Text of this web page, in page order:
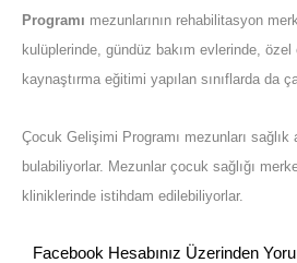
Programı mezunlarının rehabilitasyon
kulüplerinde, gündüz bakım evlerinde,
kaynaştırma eğitimi yapılan sınıflarda da
Çocuk Gelişimi Programı mezunları sağlık
bulabiliyorlar. Mezunlar çocuk sağlığı
kliniklerinde istihdam edilebiliyorlar.
Facebook Hesabınız Üzerinden